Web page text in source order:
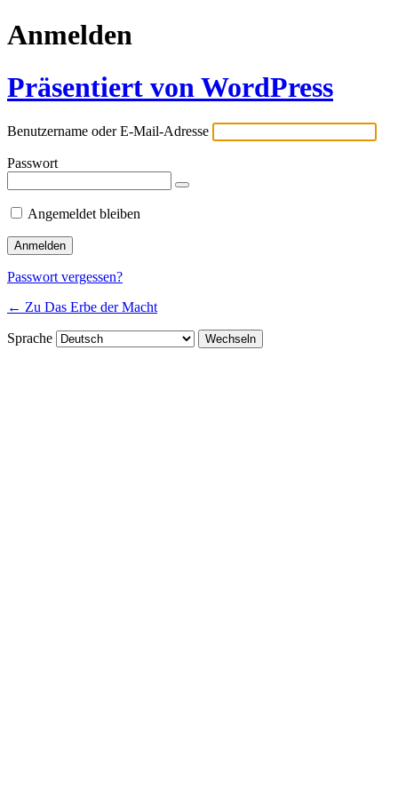
Anmelden
Präsentiert von WordPress
Benutzername oder E-Mail-Adresse
Passwort
Angemeldet bleiben
Passwort vergessen?
← Zu Das Erbe der Macht
Sprache